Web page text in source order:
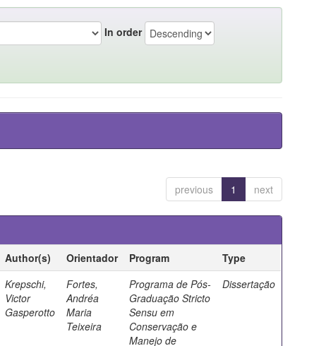
In order
previous 1 next
Author(s) Orientador Program
Type
Krepschi,
Victor
Gasperotto
Fortes,
Andréa
Maria
Teixeira
Programa de Pós-
Graduação Stricto
Sensu em
Conservação e
Manejo de
Dissertação